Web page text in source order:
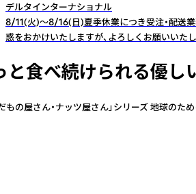
デルタインターナショナル
8/11(火)～8/16(日)夏季休業につき受注・配送業
惑をおかけいたしますが、よろしくお願いいたし
食べ続けられる優し
ん・ナッツ屋さん」シリーズ 地球